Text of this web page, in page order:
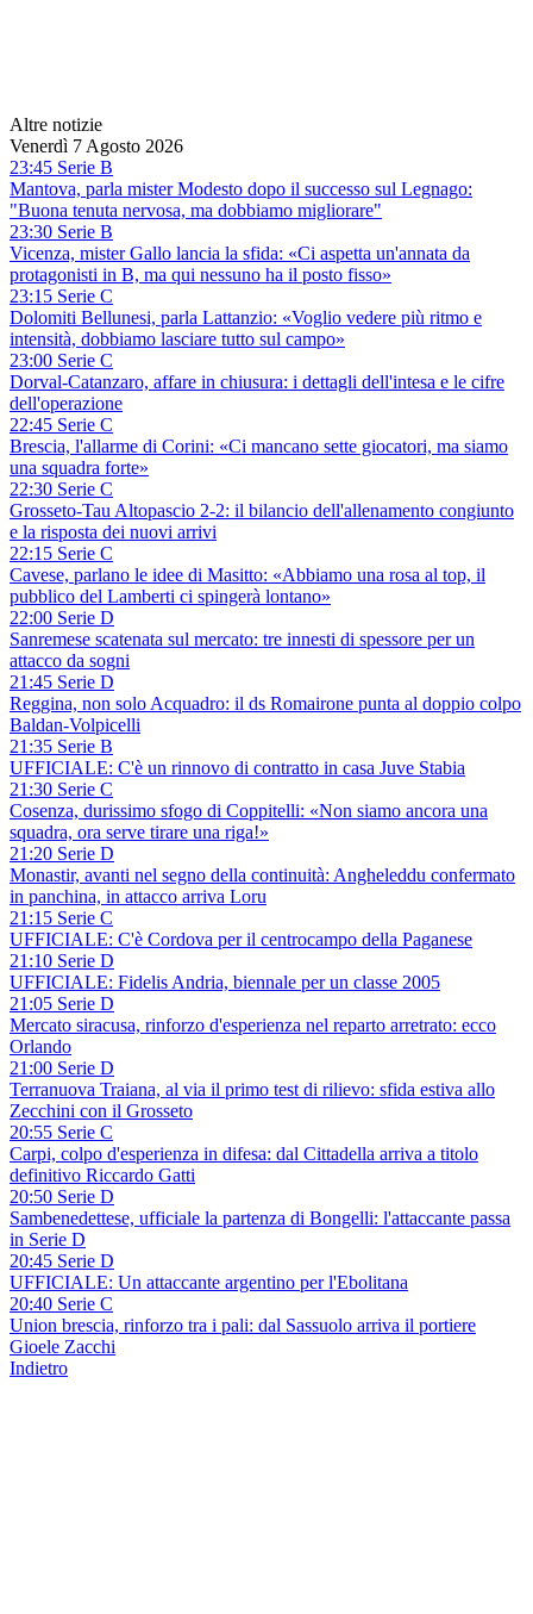
Altre notizie
Venerdì 7 Agosto 2026
23:45 Serie B
Mantova, parla mister Modesto dopo il successo sul Legnago:
"Buona tenuta nervosa, ma dobbiamo migliorare"
23:30 Serie B
Vicenza, mister Gallo lancia la sfida: «Ci aspetta un'annata da
protagonisti in B, ma qui nessuno ha il posto fisso»
23:15 Serie C
Dolomiti Bellunesi, parla Lattanzio: «Voglio vedere più ritmo e
intensità, dobbiamo lasciare tutto sul campo»
23:00 Serie C
Dorval-Catanzaro, affare in chiusura: i dettagli dell'intesa e le cifre
dell'operazione
22:45 Serie C
Brescia, l'allarme di Corini: «Ci mancano sette giocatori, ma siamo
una squadra forte»
22:30 Serie C
Grosseto-Tau Altopascio 2-2: il bilancio dell'allenamento congiunto
e la risposta dei nuovi arrivi
22:15 Serie C
Cavese, parlano le idee di Masitto: «Abbiamo una rosa al top, il
pubblico del Lamberti ci spingerà lontano»
22:00 Serie D
Sanremese scatenata sul mercato: tre innesti di spessore per un
attacco da sogni
21:45 Serie D
Reggina, non solo Acquadro: il ds Romairone punta al doppio colpo
Baldan-Volpicelli
21:35 Serie B
UFFICIALE: C'è un rinnovo di contratto in casa Juve Stabia
21:30 Serie C
Cosenza, durissimo sfogo di Coppitelli: «Non siamo ancora una
squadra, ora serve tirare una riga!»
21:20 Serie D
Monastir, avanti nel segno della continuità: Angheleddu confermato
in panchina, in attacco arriva Loru
21:15 Serie C
UFFICIALE: C'è Cordova per il centrocampo della Paganese
21:10 Serie D
UFFICIALE: Fidelis Andria, biennale per un classe 2005
21:05 Serie D
Mercato siracusa, rinforzo d'esperienza nel reparto arretrato: ecco
Orlando
21:00 Serie D
Terranuova Traiana, al via il primo test di rilievo: sfida estiva allo
Zecchini con il Grosseto
20:55 Serie C
Carpi, colpo d'esperienza in difesa: dal Cittadella arriva a titolo
definitivo Riccardo Gatti
20:50 Serie D
Sambenedettese, ufficiale la partenza di Bongelli: l'attaccante passa
in Serie D
20:45 Serie D
UFFICIALE: Un attaccante argentino per l'Ebolitana
20:40 Serie C
Union brescia, rinforzo tra i pali: dal Sassuolo arriva il portiere
Gioele Zacchi
Indietro